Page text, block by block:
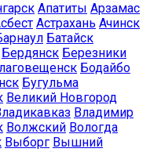
Апатиты Арзамас
Астрахань Ачинск
Батайск
Бердянск Березники
Бодайбо
Бугульма
Великий Новгород
Владимир
Волжский Вологда
Выборг Вышний